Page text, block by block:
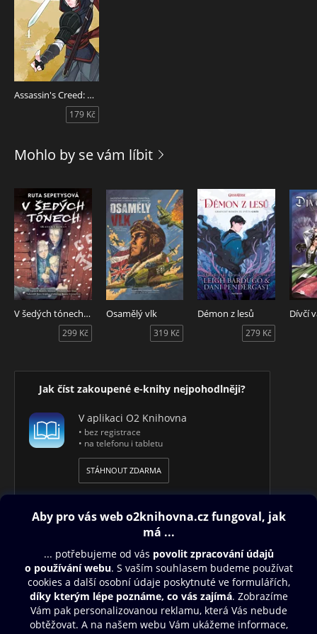
Assassin's Creed: Meč bojovnice Šao Jun 4
179 Kč
Mohlo by se vám líbit
V šedých tónech - grafický román
299 Kč
Osamělý vlk
319 Kč
Démon z lesů
279 Kč
Dívčí
Jak číst zakoupené e-knihy nejpohodlněji?
V aplikaci O2 Knihovna
• bez registrace
• na telefonu i tabletu
STÁHNOUT ZDARMA
Obsah ke stažení
Moje O2 Knihovna
Další zábava